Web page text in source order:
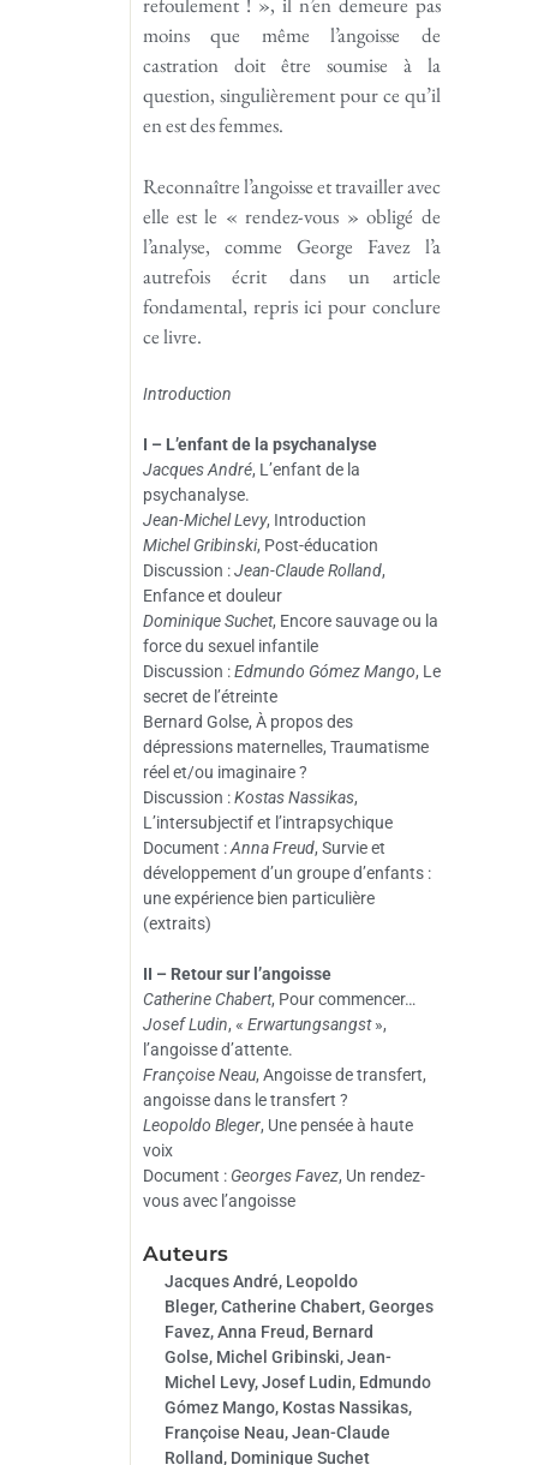
moins que même l’angoisse de
castration doit être soumise à la
question, singulièrement pour ce qu’il
en est des femmes.
Reconnaître l’angoisse et travailler avec
elle est le « rendez-vous » obligé de
l’analyse, comme George Favez l’a
autrefois écrit dans un article
fondamental, repris ici pour conclure
ce livre.
Introduction
I – L’enfant de la psychanalyse
Jacques André, L’enfant de la
psychanalyse.
Jean-Michel Levy, Introduction
Michel Gribinski, Post-éducation
Discussion :Jean-Claude Rolland,
Enfance et douleur
Dominique Suchet, Encore sauvage ou la
force du sexuel infantile
Discussion :Edmundo Gómez Mango, Le
secret de l’étreinte
Bernard Golse, À propos des
dépressions maternelles, Traumatisme
réel et/ou imaginaire ?
Discussion :Kostas Nassikas,
L’intersubjectif et l’intrapsychique
Document :Anna Freud, Survie et
développement d’un groupe d’enfants :
une expérience bien particulière
(extraits)
II – Retour sur l’angoisse
Catherine Chabert, Pour commencer…
Josef Ludin, « Erwartungsangst»,
l’angoisse d’attente.
Françoise Neau, Angoisse de transfert,
angoisse dans le transfert ?
Leopoldo Bleger, Une pensée à haute
voix
Document : Georges Favez, Un rendez-
vous avec l’angoisse
Auteurs
Jacques André, Leopoldo
Bleger, Catherine Chabert, Georges
Favez, Anna Freud, Bernard
Golse, Michel Gribinski, Jean-
Michel Levy, Josef Ludin, Edmundo
Gómez Mango, Kostas Nassikas,
Françoise Neau, Jean-Claude
Rolland, Dominique Suchet